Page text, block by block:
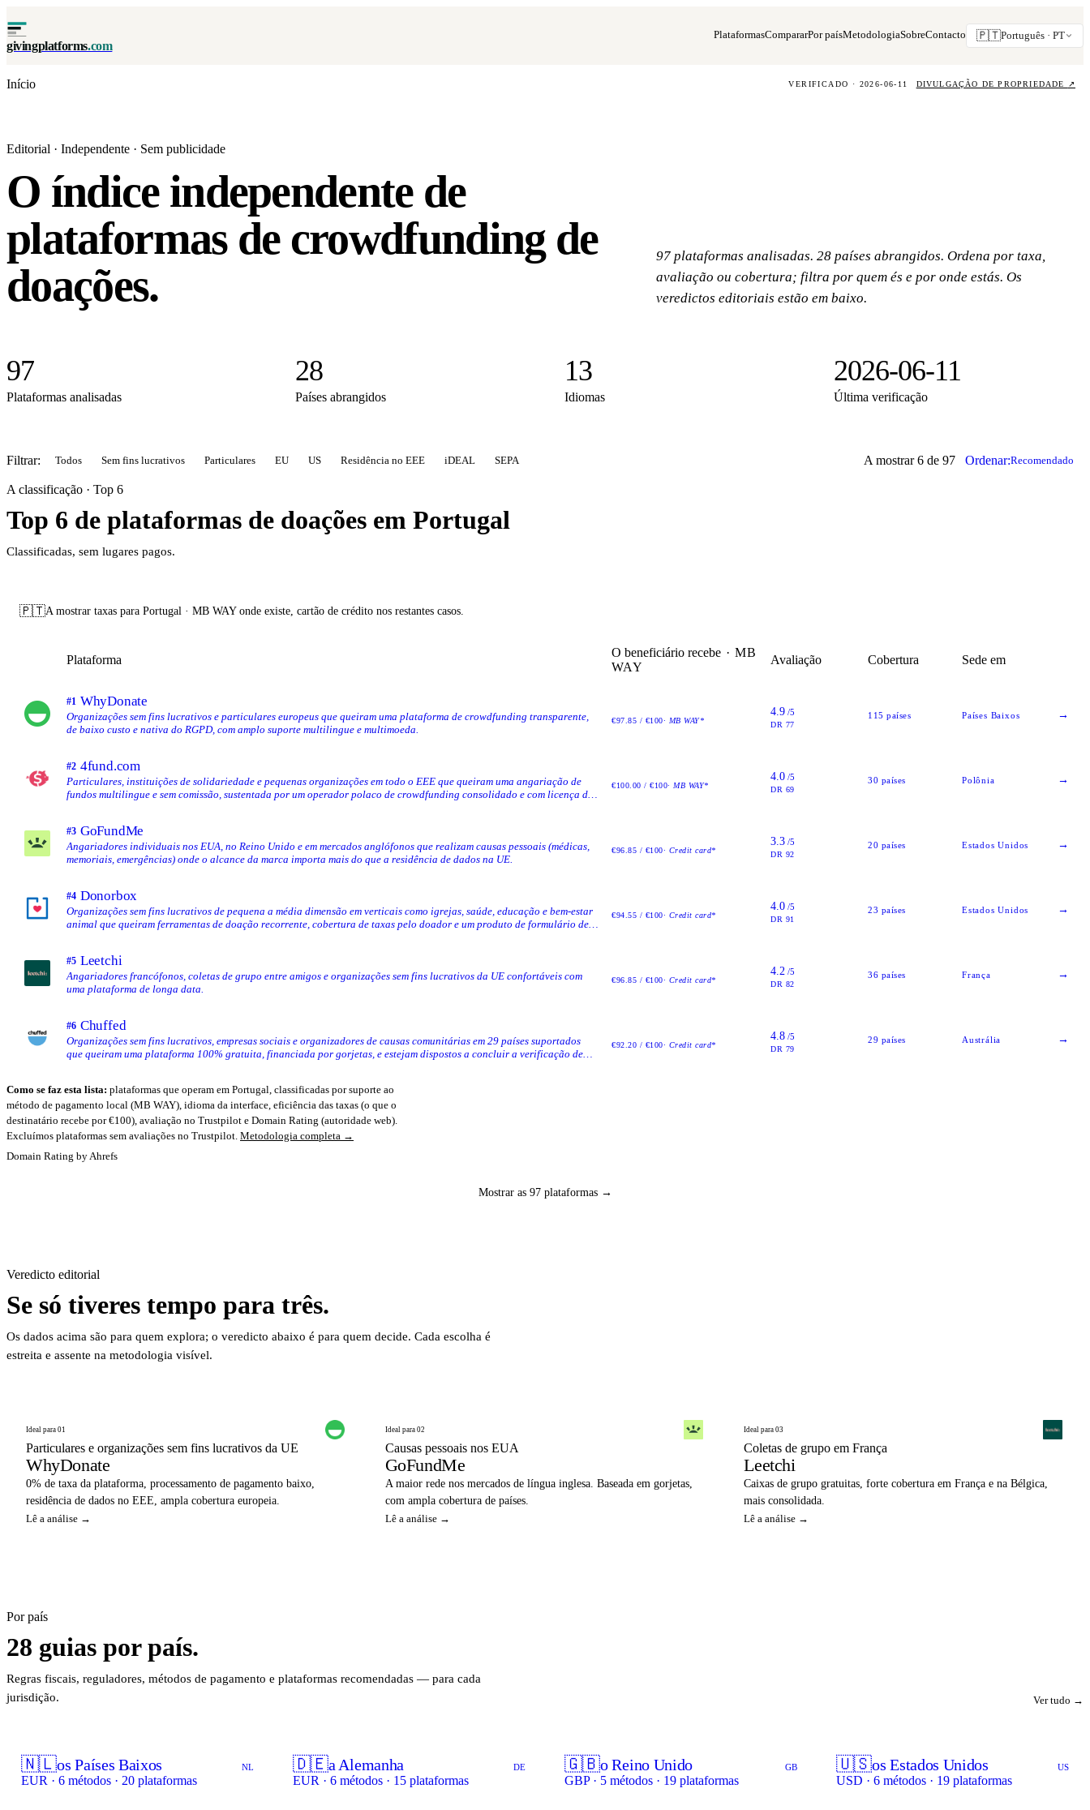
givingplatforms.com
PlataformasCompararPor paísMetodologiaSobreContacto 🇵🇹Português · PT
Início VERIFICADO · 2026-06-11 DIVULGAÇÃO DE PROPRIEDADE ↗
Editorial · Independente · Sem publicidade
O índice independente de
plataformas de crowdfunding de
doações.
97 plataformas analisadas. 28 países abrangidos. Ordena por taxa,
avaliação ou cobertura; filtra por quem és e por onde estás. Os
veredictos editoriais estão em baixo.
97
Plataformas analisadas
28
Países abrangidos
13
Idiomas
2026-06-11
Última verificação
Filtrar: Todos Sem fins lucrativos Particulares EU US Residência no EEE iDEAL SEPA A mostrar 6 de 97 Ordenar:Recomendado
A classificação · Top 6
Top 6 de plataformas de doações em Portugal
Classificadas, sem lugares pagos.
🇵🇹A mostrar taxas para Portugal · MB WAY onde existe, cartão de crédito nos restantes casos.
Plataforma
O beneficiário recebe · MB
WAY
Avaliação Cobertura Sede em
#1 WhyDonate
Organizações sem fins lucrativos e particulares europeus que queiram uma plataforma de crowdfunding transparente,
de baixo custo e nativa do RGPD, com amplo suporte multilingue e multimoeda.
€97.85 / €100· MB WAY*
4.9 /5
DR 77
115 países Países Baixos →
#2 4fund.com
Particulares, instituições de solidariedade e pequenas organizações em todo o EEE que queiram uma angariação de
fundos multilingue e sem comissão, sustentada por um operador polaco de crowdfunding consolidado e com licença de
€100.00 / €100· MB WAY*
4.0 /5
DR 69
30 países Polônia →
#3 GoFundMe
Angariadores individuais nos EUA, no Reino Unido e em mercados anglófonos que realizam causas pessoais (médicas,
memoriais, emergências) onde o alcance da marca importa mais do que a residência de dados na UE.
€96.85 / €100· Credit card*
3.3 /5
DR 92
20 países Estados Unidos →
#4 Donorbox
Organizações sem fins lucrativos de pequena a média dimensão em verticais como igrejas, saúde, educação e bem-estar
animal que queiram ferramentas de doação recorrente, cobertura de taxas pelo doador e um produto de formulário de
€94.55 / €100· Credit card*
4.0 /5
DR 91
23 países Estados Unidos →
#5 Leetchi
Angariadores francófonos, coletas de grupo entre amigos e organizações sem fins lucrativos da UE confortáveis com
uma plataforma de longa data.
€96.85 / €100· Credit card*
4.2 /5
DR 82
36 países França →
#6 Chuffed
Organizações sem fins lucrativos, empresas sociais e organizadores de causas comunitárias em 29 países suportados
que queiram uma plataforma 100% gratuita, financiada por gorjetas, e estejam dispostos a concluir a verificação de
€92.20 / €100· Credit card*
4.8 /5
DR 79
29 países Austrália →
Como se faz esta lista: plataformas que operam em Portugal, classificadas por suporte ao
método de pagamento local (MB WAY), idioma da interface, eficiência das taxas (o que o
destinatário recebe por €100), avaliação no Trustpilot e Domain Rating (autoridade web).
Excluímos plataformas sem avaliações no Trustpilot. Metodologia completa →
Domain Rating by Ahrefs
Mostrar as 97 plataformas →
Veredicto editorial
Se só tiveres tempo para três.
Os dados acima são para quem explora; o veredicto abaixo é para quem decide. Cada escolha é
estreita e assente na metodologia visível.
Ideal para 01
Particulares e organizações sem fins lucrativos da UE
WhyDonate
0% de taxa da plataforma, processamento de pagamento baixo,
residência de dados no EEE, ampla cobertura europeia.
Lê a análise →
Ideal para 02
Causas pessoais nos EUA
GoFundMe
A maior rede nos mercados de língua inglesa. Baseada em gorjetas,
com ampla cobertura de países.
Lê a análise →
Ideal para 03
Coletas de grupo em França
Leetchi
Caixas de grupo gratuitas, forte cobertura em França e na Bélgica,
mais consolidada.
Lê a análise →
Por país
28 guias por país.
Regras fiscais, reguladores, métodos de pagamento e plataformas recomendadas — para cada
jurisdição.
Ver tudo →
🇳🇱os Países Baixos NL
EUR · 6 métodos · 20 plataformas
🇩🇪a Alemanha DE
EUR · 6 métodos · 15 plataformas
🇬🇧o Reino Unido GB
GBP · 5 métodos · 19 plataformas
🇺🇸os Estados Unidos US
USD · 6 métodos · 19 plataformas